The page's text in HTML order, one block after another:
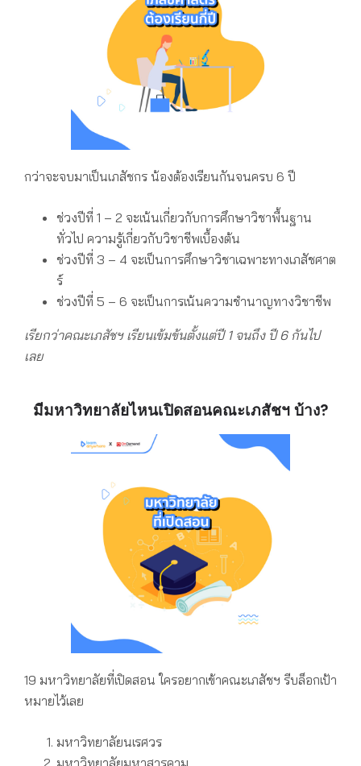
กว่าจะจบมาเป็นเภสัชกร น้องต้องเรียนกันจนครบ 6 ปี
ช่วงปีที่ 1 – 2 จะเน้นเกี่ยวกับการศึกษาวิชาพื้นฐาน
ทั่วไป ความรู้เกี่ยวกับวิชาชีพเบื้องต้น
ช่วงปีที่ 3 – 4 จะเป็นการศึกษาวิชาเฉพาะทางเภสัชศาต
ร์
ช่วงปีที่ 5 – 6 จะเป็นการเน้นความชำนาญทางวิชาชีพ
เรียกว่าคณะเภสัชฯ เรียนเข้มข้นตั้งแต่ปี 1 จนถึง ปี 6 กันไป
เลย
มีมหาวิทยาลัยไหนเปิดสอนคณะเภสัชฯ บ้าง?
19 มหาวิทยาลัยที่เปิดสอน ใครอยากเข้าคณะเภสัชฯ รีบล็อกเป้า
หมายไว้เลย
มหาวิทยาลัยนเรศวร
มหาวิทยาลัยมหาสารคาม